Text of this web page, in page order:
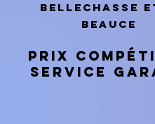
Bellechasse
beauce
Prix
Service